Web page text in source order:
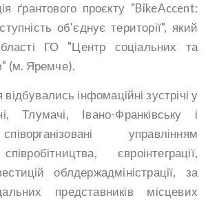
ґрантового проєкту "BikeAccent:
об'єднує території", який
ГО "Центр соціальних та
(м. Яремче).
інфомаційні зустрічі у
Тлумачі, Івано-Франківську і
управлінням
євроінтеграції,
облдержадміністрації, за
представників місцевих